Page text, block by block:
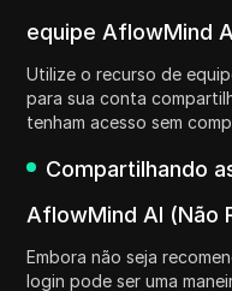
equipe AflowMind
Utilize o recurso de
para sua conta
tenham acesso sem
Compartilhando
AflowMind AI (Não
Embora não seja
login pode ser uma